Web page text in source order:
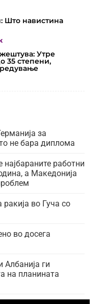
Што навистина
Утре
35 степени,
за
не бара диплома
работни
а Македонија
во Гуча со
во досега
Албанија ги
на планината